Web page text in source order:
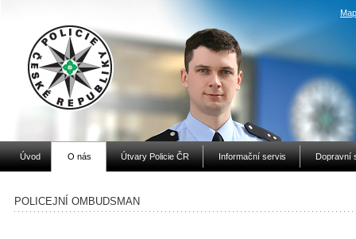
Úvod O nás Útvary Policie ČR Informační servis Dopravní
POLICEJNÍ OMBUDSMAN